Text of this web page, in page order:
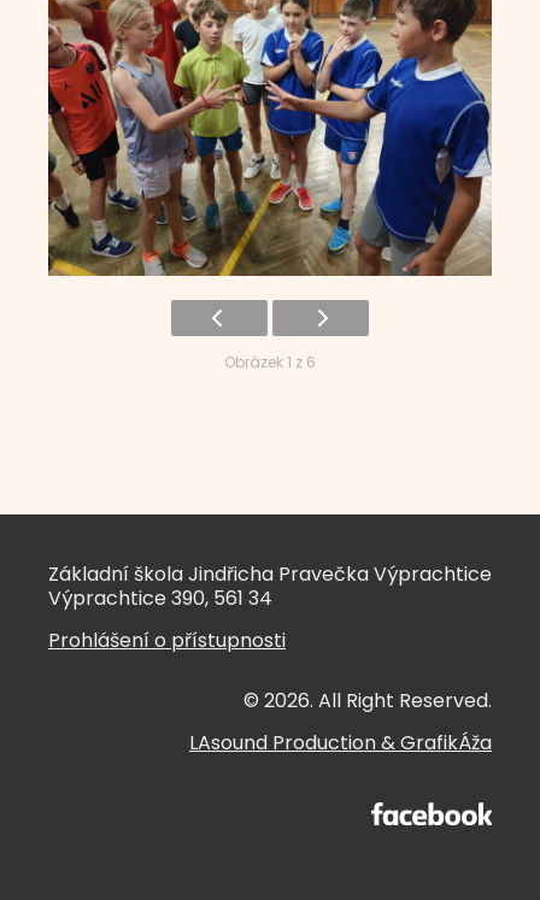
Obrázek 1 z 6
Základní škola Jindřicha Pravečka Výprachtice
Výprachtice 390, 561 34
Prohlášení o přístupnosti
© 2026. All Right Reserved.
LAsound Production&GrafikÁža